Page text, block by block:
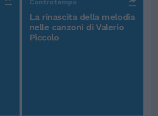
Controtempo
La rinascita della melodia
nelle canzoni di Valerio
Piccolo